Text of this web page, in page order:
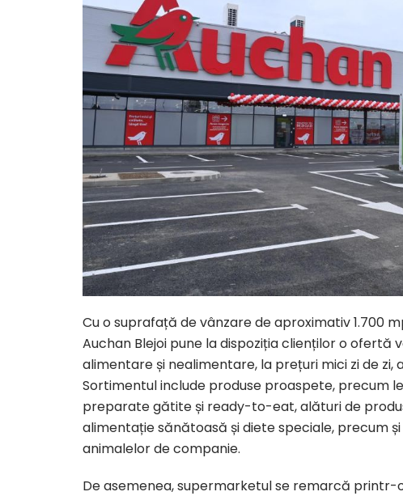
Cu o suprafață de vânzare de aproximativ 1.700
Auchan Blejoi pune la dispoziția clienților o ofertă
alimentare și nealimentare, la prețuri mici zi de
Sortimentul include produse proaspete, precum
preparate gătite și ready-to-eat, alături de
alimentație sănătoasă și diete speciale, precum
animalelor de companie.
De asemenea, supermarketul se remarcă